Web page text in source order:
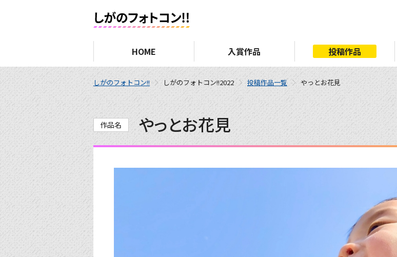
HOME 入賞作品 投稿作品
しがのフォトコン!! しがのフォトコン!!2022 投稿作品一覧 やっとお花見
作品名 やっとお花見